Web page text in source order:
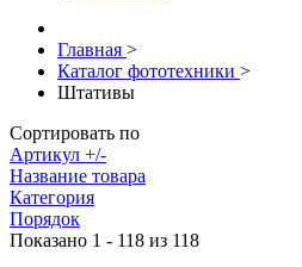
Главная >
Каталог фототехники >
Штативы
Сортировать по
Артикул +/-
Название товара
Категория
Порядок
Показано 1 - 118 из 118